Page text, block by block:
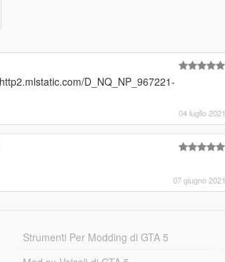
D_NQ_NP_967221-
04 luglio 2021
07 giugno 2021
Strumenti Per Modding di GTA 5